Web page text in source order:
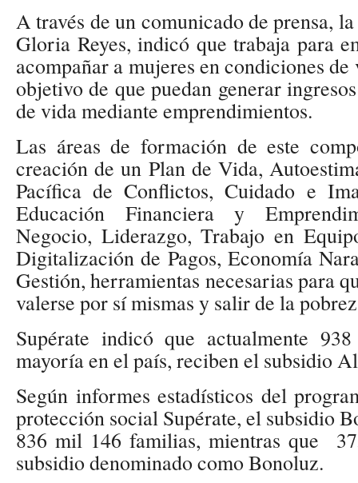
A través de un comunicado de prensa,
Gloria Reyes, indicó que trabaja para
acompañar a mujeres en condiciones
objetivo de que puedan generar
de vida mediante emprendimientos.
Las áreas de formación de este
creación de un Plan de Vida,
Pacífica de Conflictos, Cuidado e
Educación Financiera y
Negocio, Liderazgo, Trabajo en
Digitalización de Pagos, Economía
Gestión, herramientas necesarias para
valerse por sí mismas y salir de la
Supérate indicó que actualmente
mayoría en el país, reciben el subsidio
Según informes estadísticos del
protección social Supérate, el subsidio
836 mil 146 familias, mientras que
subsidio denominado como Bonoluz.